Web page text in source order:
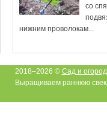
со
нижним проволокам...
2018–2026 © Сад и
Выращиваем раннюю